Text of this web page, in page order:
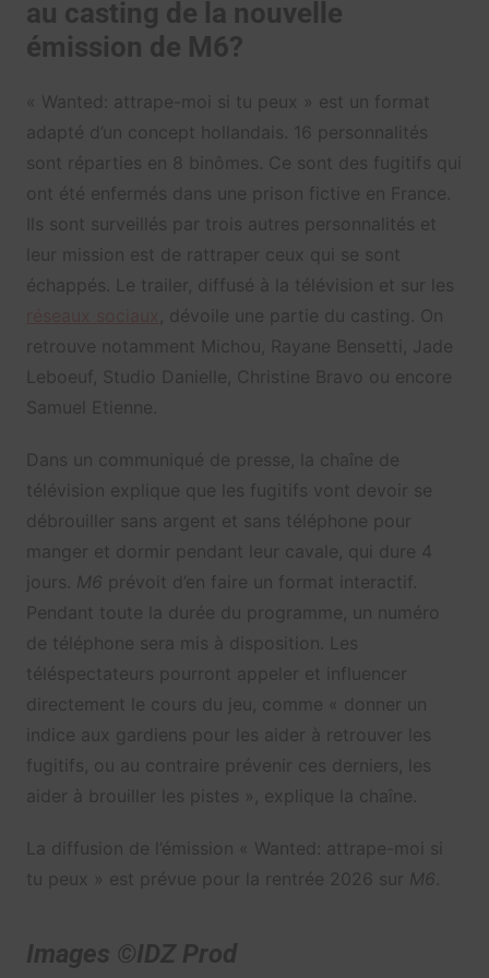
au casting de la nouvelle
émission de M6?
« Wanted: attrape-moi si tu peux » est un format
adapté d’un concept hollandais. 16 personnalités
sont réparties en 8 binômes. Ce sont des fugitifs qui
ont été enfermés dans une prison fictive en France.
Ils sont surveillés par trois autres personnalités et
leur mission est de rattraper ceux qui se sont
échappés. Le trailer, diffusé à la télévision et sur les
, dévoile une partie du casting. On
retrouve notamment Michou, Rayane Bensetti, Jade
Leboeuf, Studio Danielle, Christine Bravo ou encore
Samuel Etienne.
Dans un communiqué de presse, la chaîne de
télévision explique que les fugitifs vont devoir se
débrouiller sans argent et sans téléphone pour
manger et dormir pendant leur cavale, qui dure 4
jours. M6 prévoit d’en faire un format interactif.
Pendant toute la durée du programme, un numéro
de téléphone sera mis à disposition. Les
téléspectateurs pourront appeler et influencer
directement le cours du jeu, comme « donner un
indice aux gardiens pour les aider à retrouver les
fugitifs, ou au contraire prévenir ces derniers, les
aider à brouiller les pistes », explique la chaîne.
La diffusion de l’émission « Wanted: attrape-moi si
tu peux » est prévue pour la rentrée 2026 sur
M6
Images ©IDZ Prod